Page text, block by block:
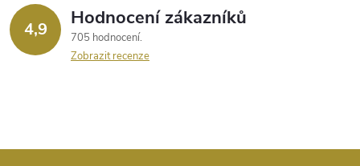
4,9 Hodnocení zákazníků
705 hodnocení
Zobrazit recenze